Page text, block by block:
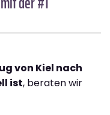
von Kiel nach
ist, beraten wir